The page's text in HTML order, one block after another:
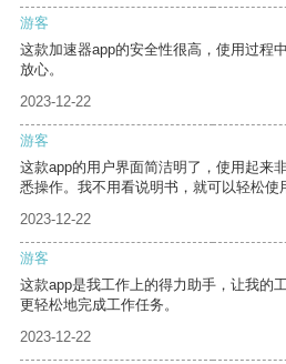
游客
这款加速器app的安全性很高，使用过程
放心。
2023-12-22
游客
这款app的用户界面简洁明了，使用起来
悉操作。我不用看说明书，就可以轻松使
2023-12-22
游客
这款app是我工作上的得力助手，让我的
更轻松地完成工作任务。
2023-12-22